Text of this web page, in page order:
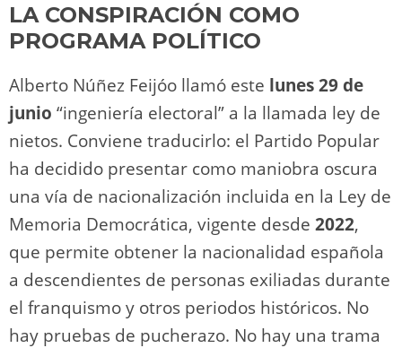
LA CONSPIRACIÓN COMO
PROGRAMA POLÍTICO
Alberto Núñez Feijóo llamó este lunes 29 de
junio “ingeniería electoral” a la llamada ley de
nietos. Conviene traducirlo: el Partido Popular
ha decidido presentar como maniobra oscura
una vía de nacionalización incluida en la Ley de
Memoria Democrática, vigente desde 2022,
que permite obtener la nacionalidad española
a descendientes de personas exiliadas durante
el franquismo y otros periodos históricos. No
hay pruebas de pucherazo. No hay una trama